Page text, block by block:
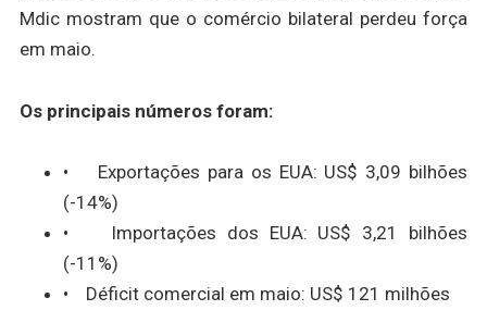
Mdic mostram que o comércio bilateral perdeu força
em maio.
Os principais números foram:
• Exportações para os EUA: US$ 3,09 bilhões
(-14%)
• Importações dos EUA: US$ 3,21 bilhões
(-11%)
• Déficit comercial em maio: US$ 121 milhões